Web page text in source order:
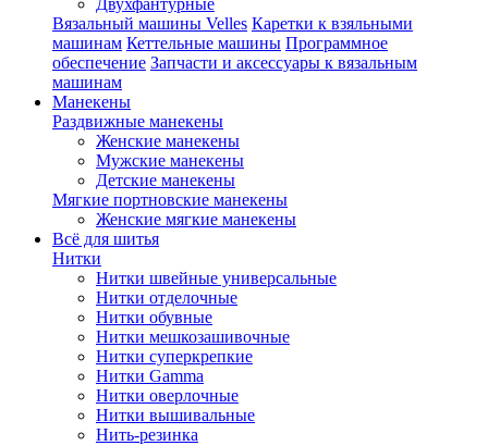
Двухфантурные
Вязальный машины Velles Каретки к взяльными
машинам Кеттельные машины Программное
обеспечение Запчасти и аксессуары к вязальным
машинам
Манекены
Раздвижные манекены
Женские манекены
Мужские манекены
Детские манекены
Мягкие портновские манекены
Женские мягкие манекены
Всё для шитья
Нитки
Нитки швейные универсальные
Нитки отделочные
Нитки обувные
Нитки мешкозашивочные
Нитки суперкрепкие
Нитки Gamma
Нитки оверлочные
Нитки вышивальные
Нить-резинка